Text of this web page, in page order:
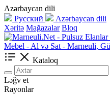
Azərbaycan dili
Русский
Azərbaycan dili
Xəritə Mağazalar Bloq
Kataloq
Ləğv et
Rayonlar